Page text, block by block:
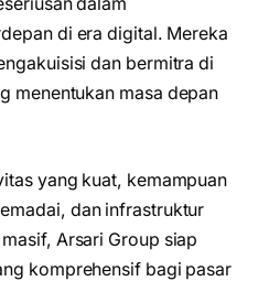
di era digital. Mereka
dan bermitra di
menentukan masa depan
yang kuat, kemampuan
dan infrastruktur
Arsari Group siap
komprehensif bagi pasar